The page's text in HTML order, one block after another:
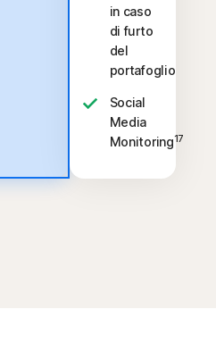
in caso
di furto
del
portafoglio
Social
Media
Monitoring17